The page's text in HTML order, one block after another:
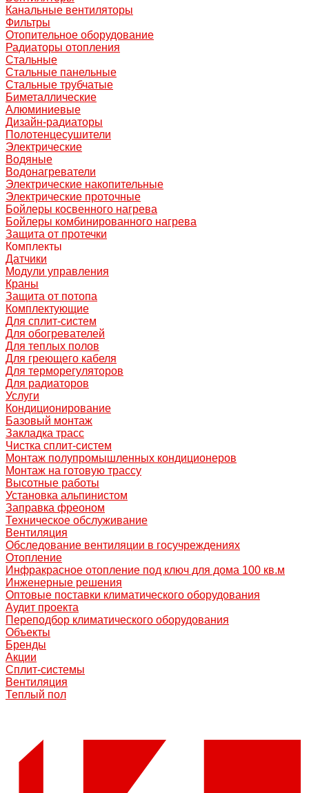
Канальные вентиляторы
Фильтры
Отопительное оборудование
Радиаторы отопления
Стальные
Стальные панельные
Стальные трубчатые
Биметаллические
Алюминиевые
Дизайн-радиаторы
Полотенцесушители
Электрические
Водяные
Водонагреватели
Электрические накопительные
Электрические проточные
Бойлеры косвенного нагрева
Бойлеры комбинированного нагрева
Защита от протечки
Комплекты
Датчики
Модули управления
Краны
Защита от потопа
Комплектующие
Для сплит-систем
Для обогревателей
Для теплых полов
Для греющего кабеля
Для терморегуляторов
Для радиаторов
Услуги
Кондиционирование
Базовый монтаж
Закладка трасс
Чистка сплит-систем
Монтаж полупромышленных кондиционеров
Монтаж на готовую трассу
Высотные работы
Установка альпинистом
Заправка фреоном
Техническое обслуживание
Вентиляция
Обследование вентиляции в госучреждениях
Отопление
Инфракрасное отопление под ключ для дома 100 кв.м
Инженерные решения
Оптовые поставки климатического оборудования
Аудит проекта
Переподбор климатического оборудования
Объекты
Бренды
Акции
Сплит-системы
Вентиляция
Теплый пол